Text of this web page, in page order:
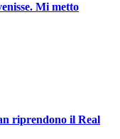
Mi metto
riprendono il Real